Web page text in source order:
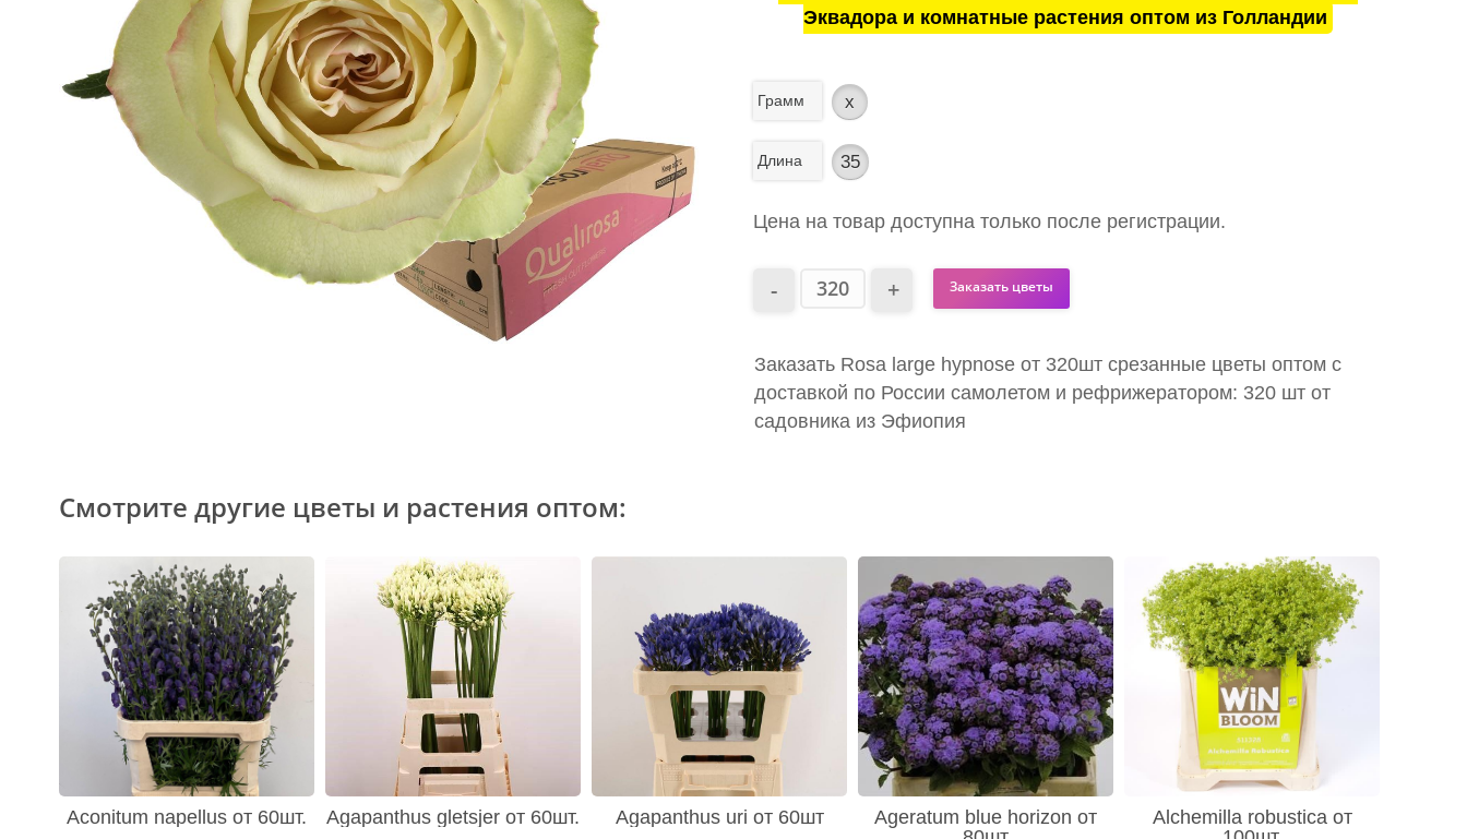
Эквадора и комнатные растения оптом из Голландии
Грамм x
Длина 35
Цена на товар доступна только после регистрации.
Заказать цветы
Заказать Rosa large hypnose от 320шт срезанные цветы оптом с
доставкой по России самолетом и рефрижератором: 320 шт от
садовника из Эфиопия
Смотрите другие цветы и растения оптом:
Aconitum napellus от 60шт. Agapanthus gletsjer от 60шт. Agapanthus uri от 60шт
Ageratum blue horizon от
Alchemilla robustica от